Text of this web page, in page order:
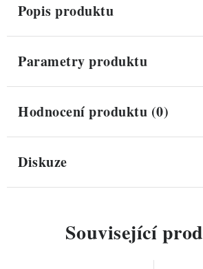
Popis produktu
Parametry produktu
Hodnocení produktu (0)
Diskuze
Související